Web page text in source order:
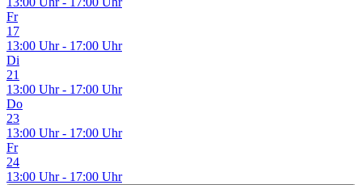
Fr
17
13:00 Uhr - 17:00 Uhr
Di
21
13:00 Uhr - 17:00 Uhr
Do
23
13:00 Uhr - 17:00 Uhr
Fr
24
13:00 Uhr - 17:00 Uhr